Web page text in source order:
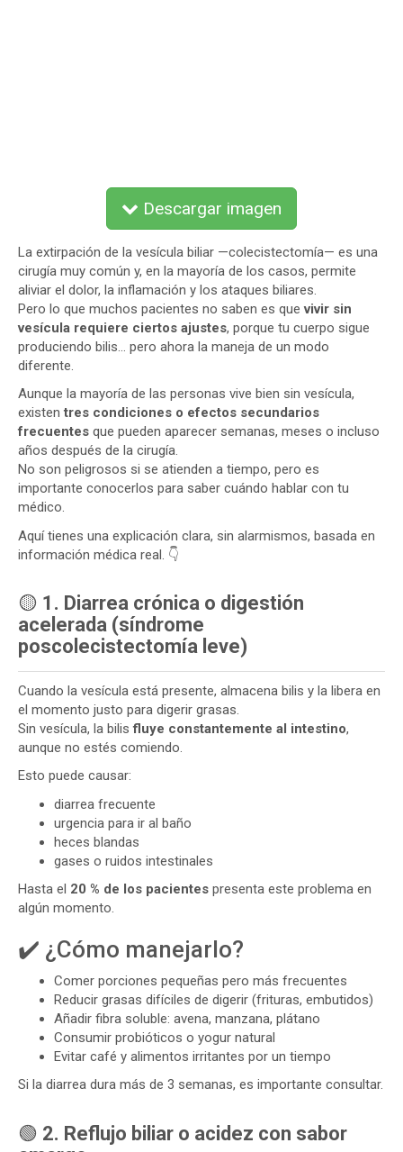
Descargar imagen
La extirpación de la vesícula biliar —colecistectomía— es una
cirugía muy común y, en la mayoría de los casos, permite
aliviar el dolor, la inflamación y los ataques biliares.
Pero lo que muchos pacientes no saben es quevivir sin
vesícula requiere ciertos ajustes, porque tu cuerpo sigue
produciendo bilis… pero ahora la maneja de un modo
diferente.
Aunque la mayoría de las personas vive bien sin vesícula,
existentres condiciones o efectos secundarios
frecuentes que pueden aparecer semanas, meses o incluso
años después de la cirugía.
No son peligrosos si se atienden a tiempo, pero es
importante conocerlos para saber cuándo hablar con tu
médico.
Aquí tienes una explicación clara, sin alarmismos, basada en
información médica real. 👇
🟡 1. Diarrea crónica o digestión
acelerada (síndrome
poscolecistectomía leve)
Cuando la vesícula está presente, almacena bilis y la libera en
el momento justo para digerir grasas.
Sin vesícula, la bilisfluye constantemente al intestino,
aunque no estés comiendo.
Esto puede causar:
diarrea frecuente
urgencia para ir al baño
heces blandas
gases o ruidos intestinales
Hasta el 20 % de los pacientes presenta este problema en
algún momento.
✔️ ¿Cómo manejarlo?
Comer porciones pequeñas pero más frecuentes
Reducir grasas difíciles de digerir (frituras, embutidos)
Añadir fibra soluble: avena, manzana, plátano
Consumir probióticos o yogur natural
Evitar café y alimentos irritantes por un tiempo
Si la diarrea dura más de 3 semanas, es importante consultar.
🟢 2. Reflujo biliar o acidez con sabor